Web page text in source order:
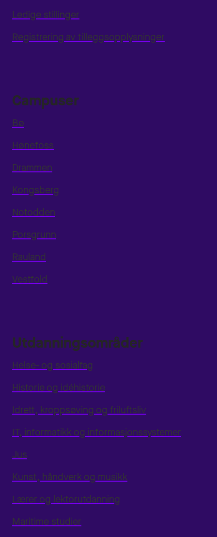
Ledige stillinger
Registrering av tilleggsopplysninger
Campuser
Bø
Hønefoss
Drammen
Kongsberg
Notodden
Porsgrunn
Rauland
Vestfold
Utdanningsområder
Helse- og sosialfag
Historie og idéhistorie
Idrett, kroppsøving og friluftsliv
IT, informatikk og informasjonssystemer
Jus
Kunst, håndverk og musikk
Lærer og lektorutdanning
Maritime studier